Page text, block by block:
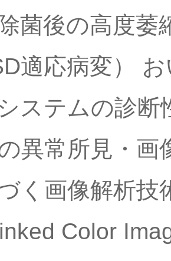
菌後の高度
適応病変）
ステムの診断
異常所見・
く画像解析
Color